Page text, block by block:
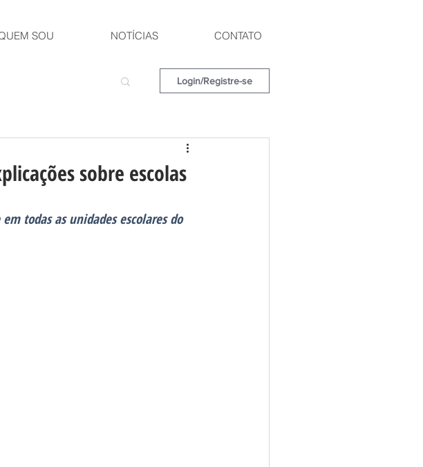
SOU NOTÍCIAS CONTATO
Login/Registre-se
sobre escolas
todas as unidades escolares do